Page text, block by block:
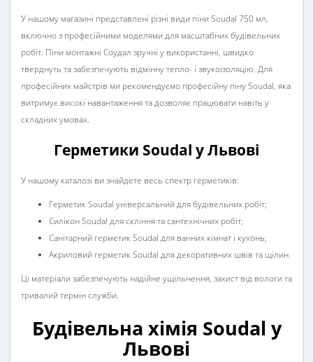
У нашому магазині представлені різні види піни Soudal 750 мл,
включно з професійними моделями для масштабних будівельних
робіт. Піни монтажні Соудал зручні у використанні, швидко
тверднуть та забезпечують відмінну тепло- і звукоізоляцію. Для
професійних майстрів ми рекомендуємо професійну піну Soudal, яка
витримує високі навантаження та дозволяє працювати навіть у
складних умовах.
Герметики Soudal у Львові
У нашому каталозі ви знайдете весь спектр герметиків:
Герметик Soudal універсальний для будівельних робіт;
Силікон Soudal для скління та сантехнічних робіт;
Санітарний герметик Soudal для ванних кімнат і кухонь;
Акриловий герметик Soudal для декоративних швів та щілин.
Ці матеріали забезпечують надійне ущільнення, захист від вологи та
тривалий термін служби.
Будівельна хімія Soudal у
Львові